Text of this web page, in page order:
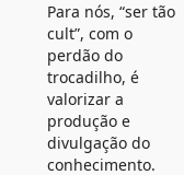
Para nós, “ser tão
cult”, com o
perdão do
trocadilho, é
valorizar a
produção e
divulgação do
conhecimento.